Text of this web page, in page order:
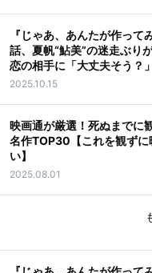
『じゃあ、あんたが作って
話、夏帆“鮎美”の迷走ぶ
恋の相手に「大丈夫そう？
2025.10.15
映画通が厳選！死ぬまでに
名作TOP30【これを観ずに
い】
2025.08.01